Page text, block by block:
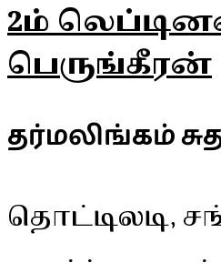
2ம்
பெருங்கீரன்
தர்மலிங்கம்
தொட்டிலடி,